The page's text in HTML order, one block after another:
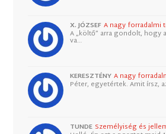
X. JÓZSEF A nagy forradalmi
A „költő” arra gondolt, hogy
va…
KERESZTÉNY A nagy
Péter, egyetértek. Amit írsz,
TUNDE Személyiség és